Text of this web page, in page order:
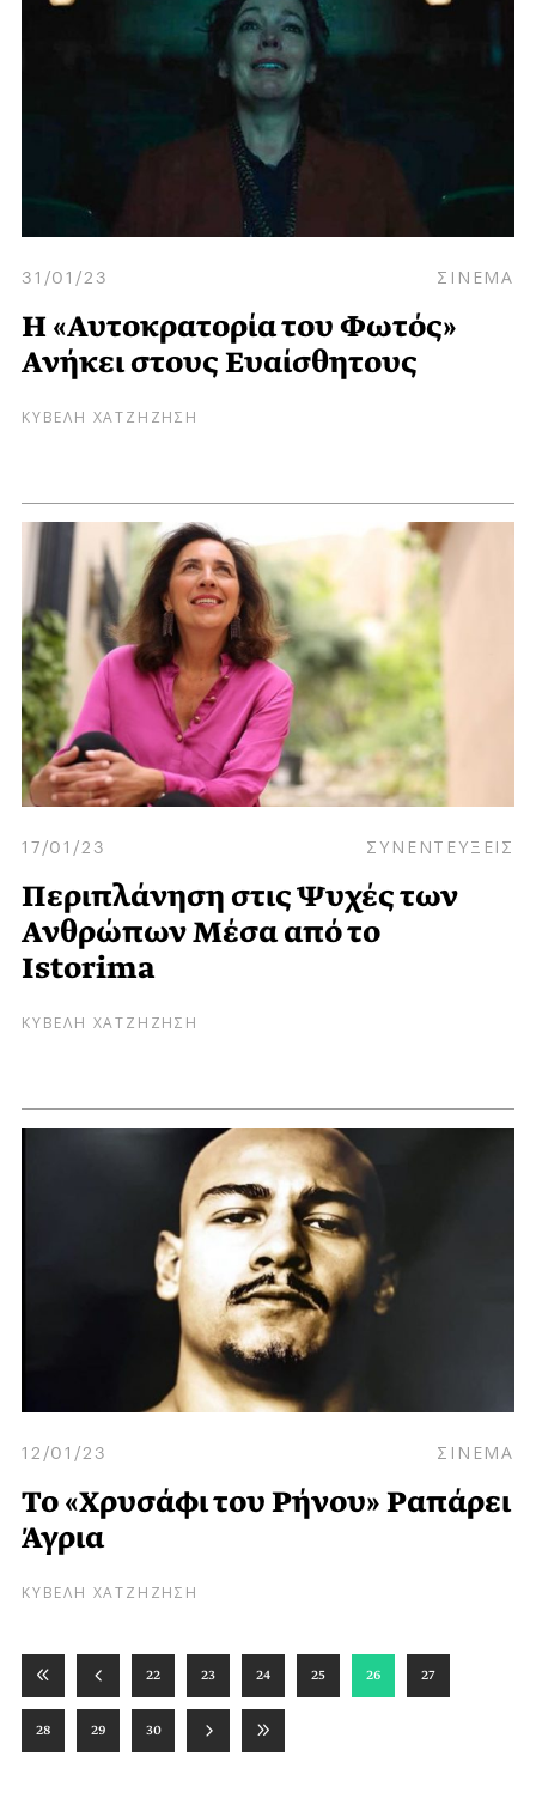
31/01/23 ΣΙΝΕΜΑ
Η «Αυτοκρατορία του Φωτός»
Ανήκει στους Ευαίσθητους
ΚΥΒΕΛΗ ΧΑΤΖΗΖΗΣΗ
17/01/23 ΣΥΝΕΝΤΕΥΞΕΙΣ
Περιπλάνηση στις Ψυχές των
Ανθρώπων Μέσα από το
Istorima
ΚΥΒΕΛΗ ΧΑΤΖΗΖΗΣΗ
12/01/23 ΣΙΝΕΜΑ
Το «Χρυσάφι του Ρήνου» Ραπάρει
Άγρια
ΚΥΒΕΛΗ ΧΑΤΖΗΖΗΣΗ
22 23 24 25 26 27
28 29 30